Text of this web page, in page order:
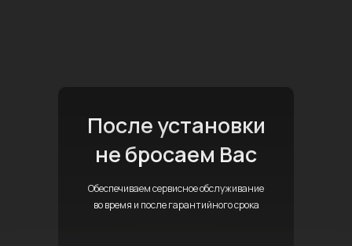
После установки
не бросаем Вас
Обеспечиваем сервисное обслуживание
во время и после гарантийного срока